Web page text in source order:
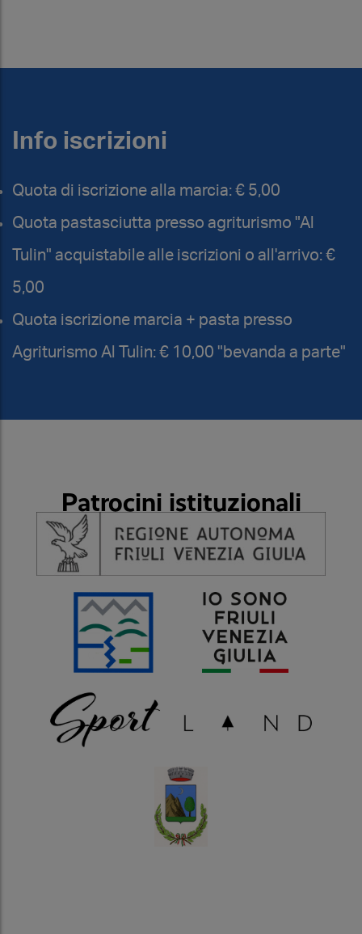
Info iscrizioni
Quota di iscrizione alla marcia: € 5,00
Quota pastasciutta presso agriturismo "Al
Tulin" acquistabile alle iscrizioni o all'arrivo: €
5,00
Quota iscrizione marcia + pasta presso
Agriturismo Al Tulin: € 10,00 "bevanda a parte"
Patrocini istituzionali